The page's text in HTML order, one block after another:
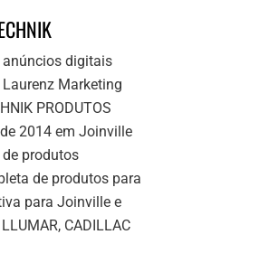
anúncios digitais
Marketing
PRODUTOS
2014 em Joinville
de produtos
de produtos para
para Joinville e
CADILLAC